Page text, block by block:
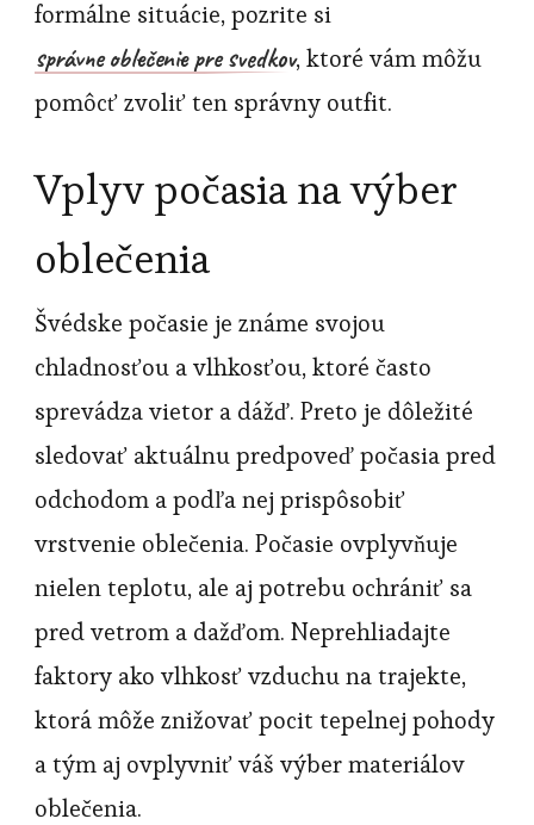
formálne situácie, pozrite si
správne oblečenie pre svedkov, ktoré vám môžu
pomôcť zvoliť ten správny outfit.
Vplyv počasia na výber
oblečenia
Švédske počasie je známe svojou
chladnosťou a vlhkosťou, ktoré často
sprevádza vietor a dážď. Preto je dôležité
sledovať aktuálnu predpoveď počasia pred
odchodom a podľa nej prispôsobiť
vrstvenie oblečenia. Počasie ovplyvňuje
nielen teplotu, ale aj potrebu ochrániť sa
pred vetrom a dažďom. Neprehliadajte
faktory ako vlhkosť vzduchu na trajekte,
ktorá môže znižovať pocit tepelnej pohody
a tým aj ovplyvniť váš výber materiálov
oblečenia.